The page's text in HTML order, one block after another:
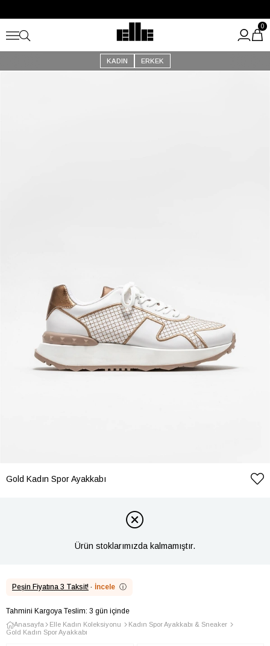
Kargo Ücretsiz!
KADIN ERKEK
0
Gold Kadın Spor Ayakkabı
Ürün stoklarımızda kalmamıştır.
Peşin Fiyatına 3 Taksit! · İncele ⓘ
Tahmini Kargoya Teslim: 3 gün içinde
Anasayfa Elle Kadın Koleksiyonu
Kadın Spor Ayakkabı & Sneaker
Gold Kadın Spor Ayakkabı